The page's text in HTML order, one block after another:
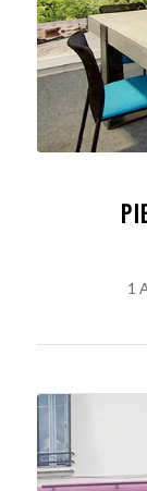
1